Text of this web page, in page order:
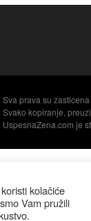
Sva prava su
Svako kopiranje,
UspesnaZena.com je
kolačiće
Vam pružili